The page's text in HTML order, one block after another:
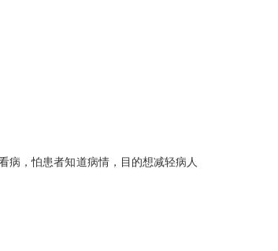
，怕患者知道病情，目的想减轻病人